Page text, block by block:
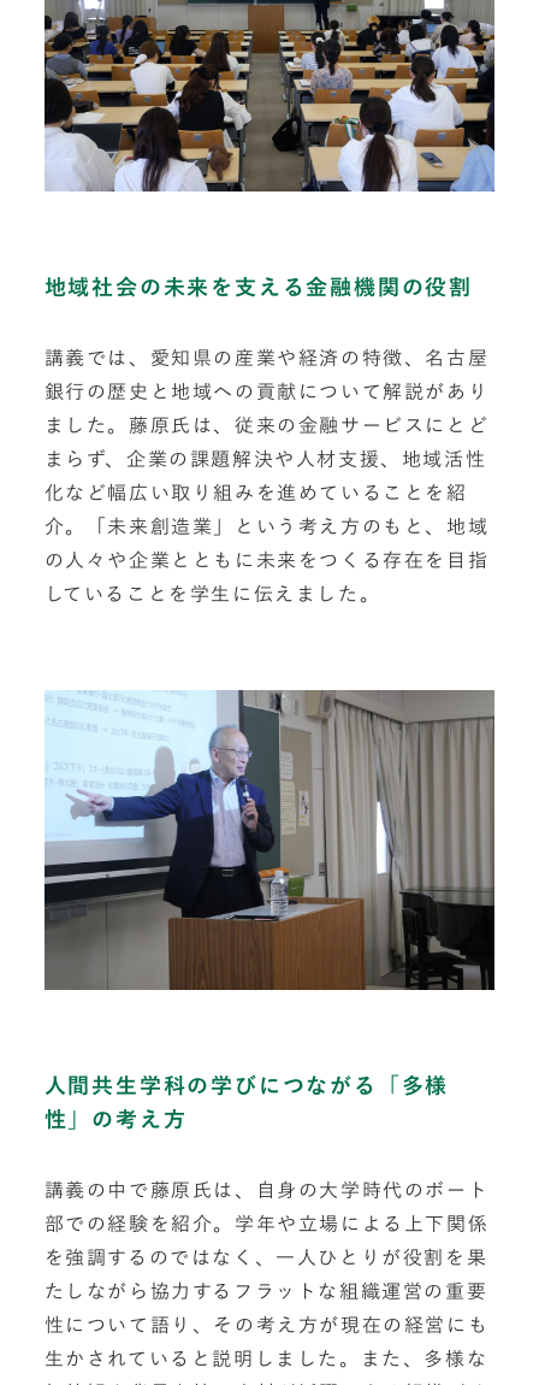
地域社会の未来を支える金融機関の役割
講義では、愛知県の産業や経済の特徴、名古屋
銀行の歴史と地域への貢献について解説があり
ました。藤原氏は、従来の金融サービスにとど
まらず、企業の課題解決や人材支援、地域活性
化など幅広い取り組みを進めていることを紹
介。「未来創造業」という考え方のもと、地域
の人々や企業とともに未来をつくる存在を目指
していることを学生に伝えました。
人間共生学科の学びにつながる「多様
性」の考え方
講義の中で藤原氏は、自身の大学時代のボート
部での経験を紹介。学年や立場による上下関係
を強調するのではなく、一人ひとりが役割を果
たしながら協力するフラットな組織運営の重要
性について語り、その考え方が現在の経営にも
生かされていると説明しました。また、多様な